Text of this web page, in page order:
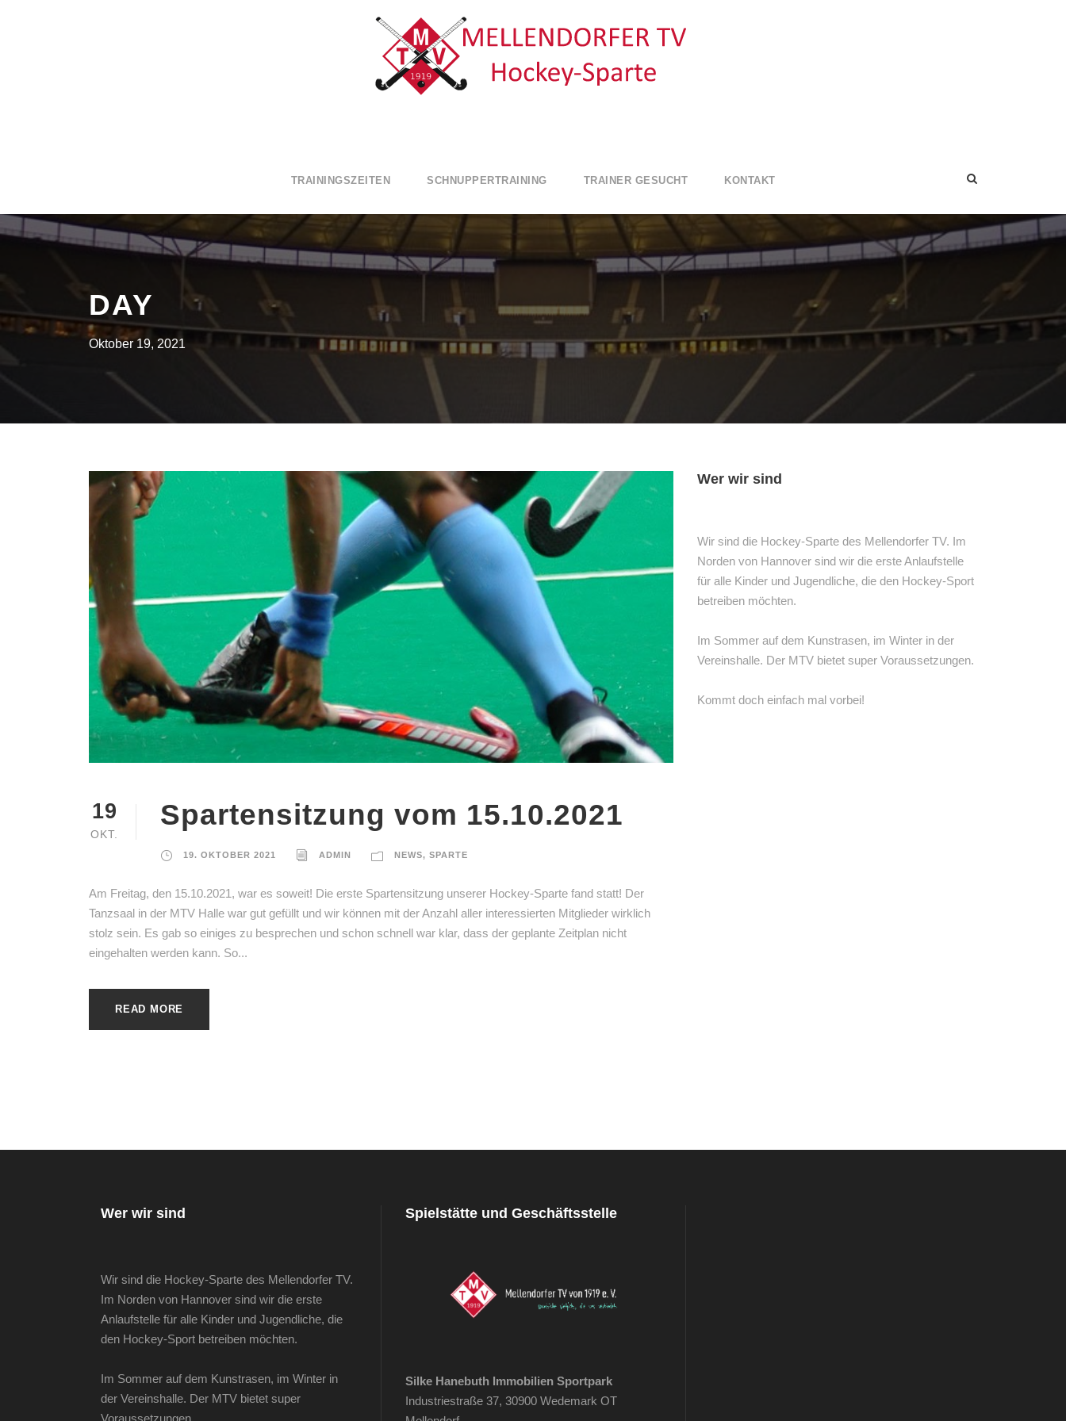
TRAININGSZEITEN SCHNUPPERTRAINING TRAINER GESUCHT KONTAKT
DAY
Oktober 19, 2021
19
OKT.
Spartensitzung vom 15.10.2021
19. OKTOBER 2021 ADMIN NEWS, SPARTE
Am Freitag, den 15.10.2021, war es soweit! Die erste Spartensitzung unserer Hockey-Sparte fand statt! Der
Tanzsaal in der MTV Halle war gut gefüllt und wir können mit der Anzahl aller interessierten Mitglieder wirklich
stolz sein. Es gab so einiges zu besprechen und schon schnell war klar, dass der geplante Zeitplan nicht
eingehalten werden kann. So...
READ MORE
Wer wir sind
Wir sind die Hockey-Sparte des Mellendorfer TV. Im
Norden von Hannover sind wir die erste Anlaufstelle
für alle Kinder und Jugendliche, die den Hockey-Sport
betreiben möchten.
Im Sommer auf dem Kunstrasen, im Winter in der
Vereinshalle. Der MTV bietet super Voraussetzungen.
Kommt doch einfach mal vorbei!
Wer wir sind
Wir sind die Hockey-Sparte des Mellendorfer TV.
Im Norden von Hannover sind wir die erste
Anlaufstelle für alle Kinder und Jugendliche, die
den Hockey-Sport betreiben möchten.
Im Sommer auf dem Kunstrasen, im Winter in
der Vereinshalle. Der MTV bietet super
Spielstätte und Geschäftsstelle
Silke Hanebuth Immobilien Sportpark
Industriestraße 37, 30900 Wedemark OT